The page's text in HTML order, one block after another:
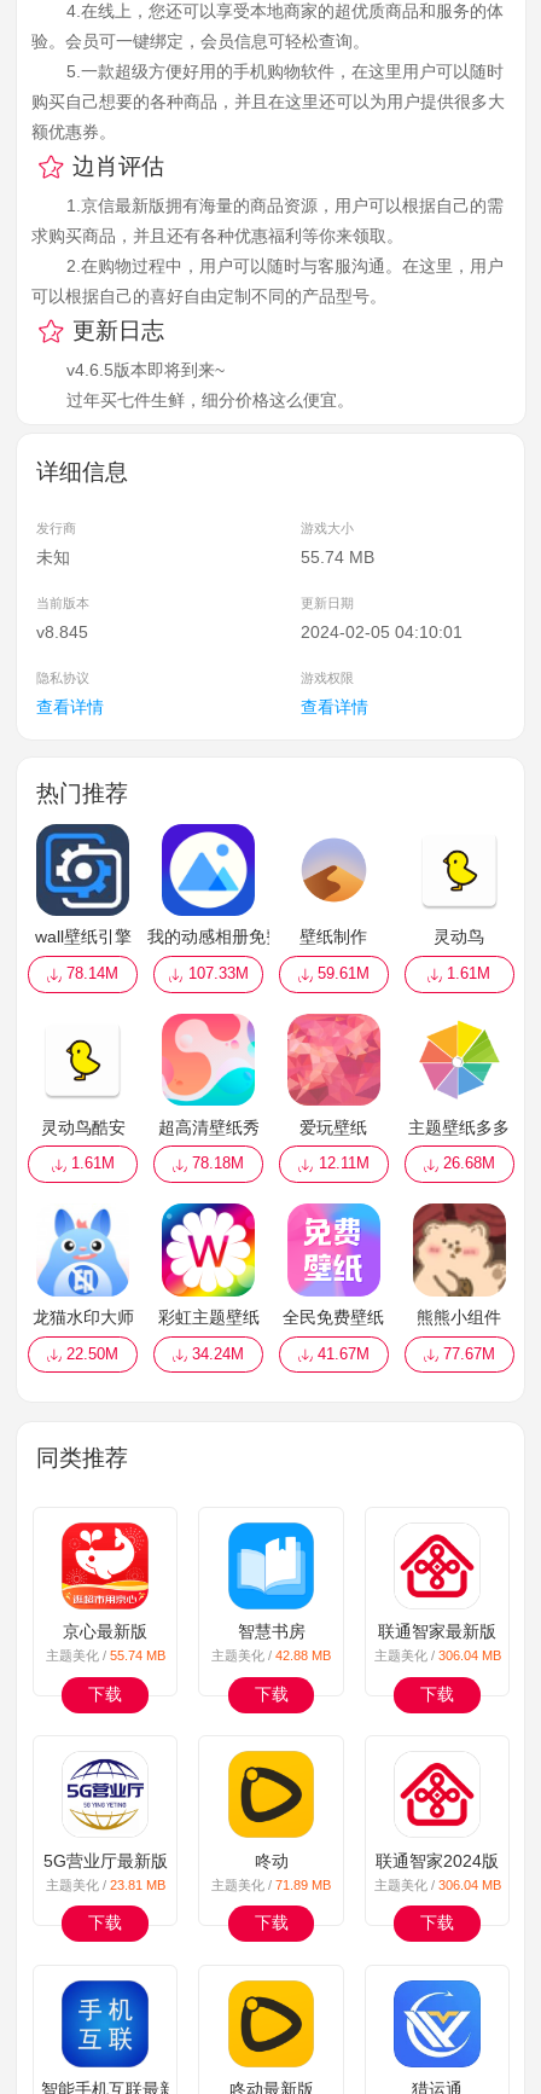
4.在线上，您还可以享受本地商家的超优质商品和服务的体
验。会员可一键绑定，会员信息可轻松查询。
5.一款超级方便好用的手机购物软件，在这里用户可以随时
购买自己想要的各种商品，并且在这里还可以为用户提供很多大
额优惠券。
边肖评估
1.京信最新版拥有海量的商品资源，用户可以根据自己的需
求购买商品，并且还有各种优惠福利等你来领取。
2.在购物过程中，用户可以随时与客服沟通。在这里，用户
可以根据自己的喜好自由定制不同的产品型号。
更新日志
v4.6.5版本即将到来~
过年买七件生鲜，细分价格这么便宜。
详细信息
发行商 游戏大小
未知 55.74 MB
当前版本 更新日期
v8.845 2024-02-05 04:10:01
隐私协议 游戏权限
查看详情 查看详情
热门推荐
wall壁纸引擎
78.14M
我的动感相册免费版
107.33M
壁纸制作
59.61M
灵动鸟
1.61M
灵动鸟酷安
1.61M
超高清壁纸秀
78.18M
爱玩壁纸
12.11M
主题壁纸多多
26.68M
龙猫水印大师
22.50M
彩虹主题壁纸
34.24M
全民免费壁纸
41.67M
熊熊小组件
77.67M
同类推荐
京心最新版
主题美化 / 55.74 MB
下载
智慧书房
主题美化 /42.88 MB
下载
联通智家最新版
主题美化 / 306.04 MB
下载
5G营业厅最新版
主题美化 / 23.81 MB
下载
咚动
主题美化 /71.89 MB
下载
联通智家2024版
主题美化 / 306.04 MB
下载
智能手机互联最新版 咚动最新版 猎运通